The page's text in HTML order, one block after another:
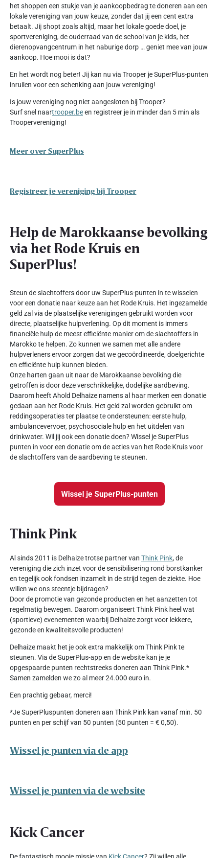
het shoppen een stukje van je aankoopbedrag te doneren aan een
lokale vereniging van jouw keuze, zonder dat jij een cent extra
betaalt. Jij shopt zoals altijd, maar het lokale goede doel, je
sportvereniging, de ouderraad van de school van je kids, het
dierenopvangcentrum in het naburige dorp … geniet mee van jouw
aankoop. Hoe mooi is dat?
En het wordt nog beter! Jij kan nu via Trooper je SuperPlus-punten
inruilen voor een schenking aan jouw vereniging!
Is jouw vereniging nog niet aangesloten bij Trooper?
Surf snel naartrooper.been registreer je in minder dan 5 min als
Troopervereniging!
Meer over SuperPlus
Registreer je vereniging bij Trooper
Help de Marokkaanse bevolking
via het Rode Kruis en
SuperPlus!
Steun de slachtoffers door uw SuperPlus-punten in te wisselen
voor een donatie naar keuze aan het Rode Kruis. Het ingezamelde
geld zal via de plaatselijke verenigingen gebruikt worden voor
directe, plaatselijke hulpverlening. Op dit moment is immers
financiële hulp de meest efficiënte manier om de slachtoffers in
Marokko te helpen. Zo kunnen we samen met alle andere
hulpverleners ervoor zorgen dat we gecoördineerde, doelgerichte
en efficiënte hulp kunnen bieden.
Onze harten gaan uit naar de Marokkaanse bevolking die
getroffen is door deze verschrikkelijke, dodelijke aardbeving.
Daarom heeft Ahold Delhaize namens al haar merken een donatie
gedaan aan het Rode Kruis. Het geld zal worden gebruikt om
reddingsoperaties ter plaatse te ondersteunen: eerste hulp,
ambulancevervoer, psychosociale hulp en het uitdelen van
drinkwater. Wil jij ook een donatie doen? Wissel je SuperPlus
punten in voor een donatie om de acties van het Rode Kruis voor
de slachtoffers van de aardbeving te steunen.
Wissel je SuperPlus-punten
Think Pink
Al sinds 2011 is Delhaize trotse partner van Think Pink, de
vereniging die zich inzet voor de sensibilisering rond borstkanker
en tegelijk ook fondsen inzamelt in de strijd tegen de ziekte. Hoe
willen we ons steentje bijdragen?
Door de promotie van gezonde producten en het aanzetten tot
regelmatig bewegen. Daarom organiseert Think Pink heel wat
(sportieve) evenementen waarbij Delhaize zorgt voor lekkere,
gezonde en kwaliteitsvolle producten!
Delhaize maakt het je ook extra makkelijk om Think Pink te
steunen. Via de SuperPlus-app en de website kan je je
opgespaarde punten rechtstreeks doneren aan Think Pink.*
Samen zamelden we zo al meer 24.000 euro in.
Een prachtig gebaar, merci!
*Je SuperPluspunten doneren aan Think Pink kan vanaf min. 50
punten en per schijf van 50 punten (50 punten = € 0,50).
Wissel je punten via de app
Wissel je punten via de website
Kick Cancer